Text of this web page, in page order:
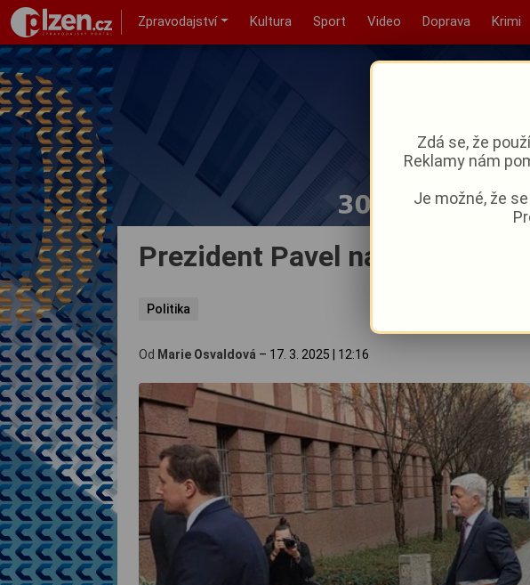
Zpravodajství Kultura Sport Video Doprava Krimi
Prezident Pavel navštíví
Politika
Od Marie Osvaldová – 17. 3. 2025 12:16
Zdá se, že
Reklamy nám
Je možné, že